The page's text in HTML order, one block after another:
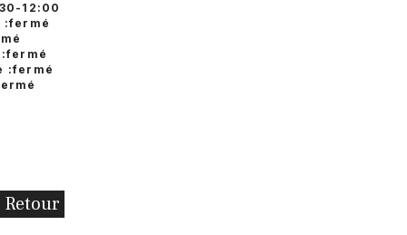
12:00
:fermé
:fermé
Retour